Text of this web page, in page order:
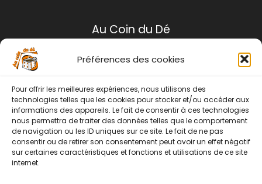
Préférences des cookies
Pour offrir les meilleures expériences, nous utilisons des
technologies telles que les cookies pour stocker et/ou accéder aux
informations des appareils. Le fait de consentir à ces technologies
nous permettra de traiter des données telles que le comportement
de navigation ou les ID uniques sur ce site. Le fait de ne pas
consentir ou de retirer son consentement peut avoir un effet négatif
sur certaines caractéristiques et fonctions et utilisations de ce site
internet.
Au Coin du Dé
Conditions générales de ventes
Politique de retour
Contact
Instagram Facebook